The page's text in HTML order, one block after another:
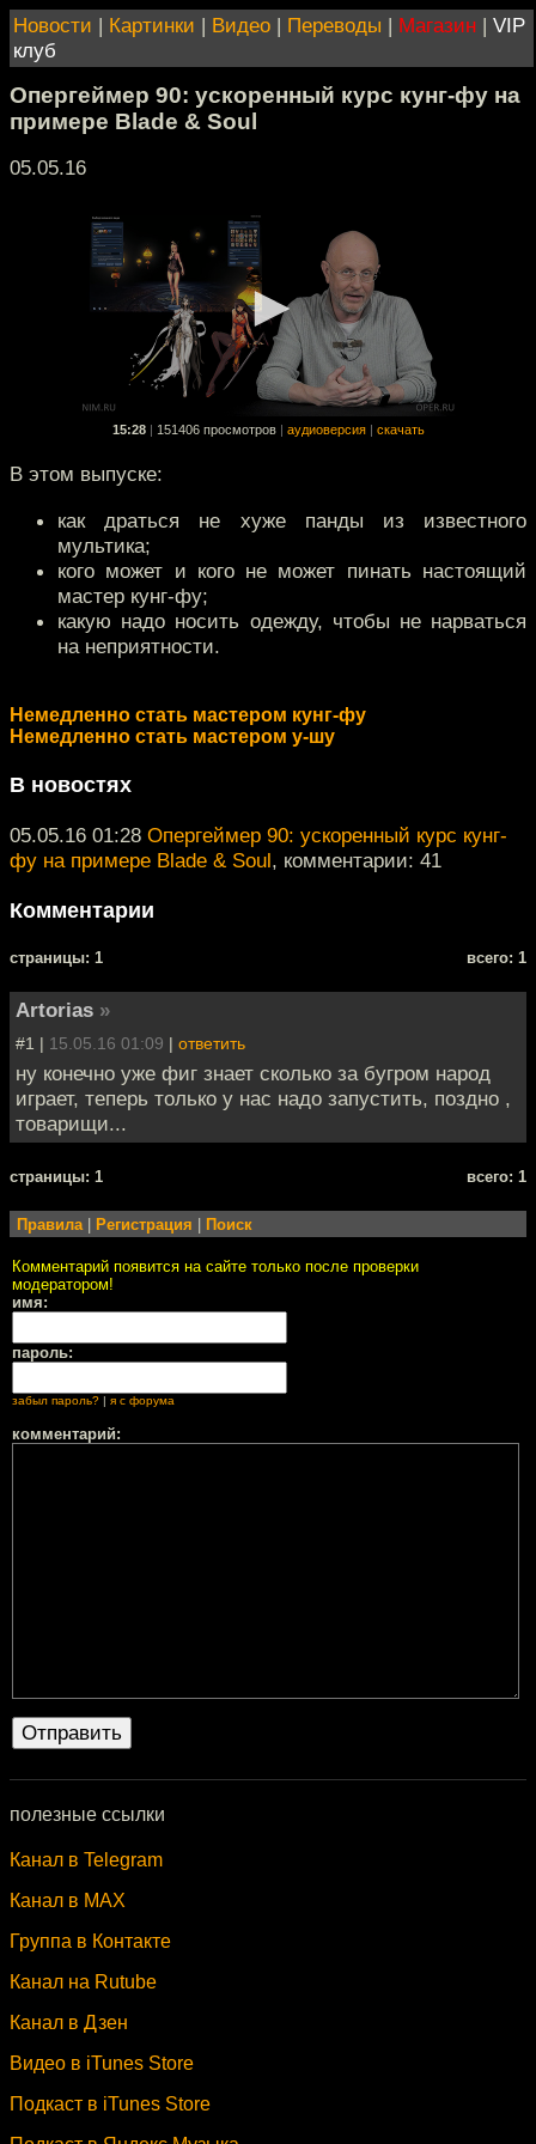
Новости | Картинки | Видео | Переводы | Магазин | VIP
клуб
Опергеймер 90: ускоренный курс кунг-фу на
примере Blade & Soul
05.05.16
15:28 151406 просмотров аудиоверсия скачать
В этом выпуске:
как драться не хуже панды из известного
мультика;
кого может и кого не может пинать настоящий
мастер кунг-фу;
какую надо носить одежду, чтобы не нарваться
на неприятности.
Немедленно стать мастером кунг-фу
Немедленно стать мастером у-шу
В новостях
05.05.16 01:28 Опергеймер 90: ускоренный курс кунг-
фу на примере Blade & Soul, комментарии: 41
Комментарии
cтраницы: 1 всего: 1
Artorias »
#1 | 15.05.16 01:09 | ответить
ну конечно уже фиг знает сколько за бугром народ
играет, теперь только у нас надо запустить, поздно ,
товарищи...
cтраницы: 1 всего: 1
Правила| Регистрация Поиск
Комментарий появится на сайте только после проверки
модератором!
имя:
пароль:
забыл пароль? | я с форума
комментарий:
полезные ссылки
Канал в Telegram
Канал в MAX
Группа в Контакте
Канал на Rutube
Канал в Дзен
Видео в iTunes Store
Подкаст в iTunes Store